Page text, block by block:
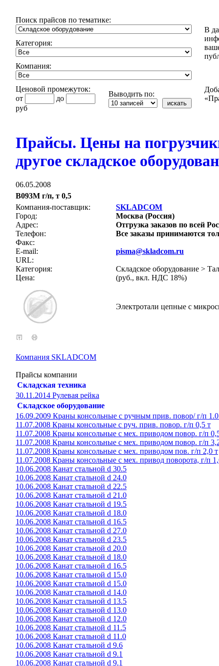
Поиск прайсов по тематике:
Категория:
Компания:
Ценовой промежуток:
от
до
руб
Выводить по:
В
Прайсы. Цены на
другое складское
06.05.2008
В093М г/п, т 0,5
Компания-поставщик:
SKLADCOM
Город:
Москва (Россия)
Адрес:
Отгрузка заказов по всей
Телефон:
Все заказы принимаются
Факс:
E-mail:
pisma@skladcom.ru
URL:
Категория:
Складское оборудование >
Цена:
(руб., вкл. НДС 18%)
Электротали цепные с
Компания SKLADCOM
Прайсы компании
Складская техника
30.11.2014 Рулевая рейка
Складское оборудование
16.09.2009 Краны консольные с ручным прив. повор/ г/п
11.07.2008 Краны консольные с руч. прив. повор. г/п 0,5 т
11.07.2008 Краны консольные с мех. приводом повор. г/п
11.07.2008 Краны консольные с мех. приводом повор. г/п
11.07.2008 Краны консольные с мех. приводом пов. г/п 2,0 т
11.07.2008 Краны консольные с мех. привод поворота, г/п
10.06.2008 Канат стальной d 30.5
10.06.2008 Канат стальной d 24.0
10.06.2008 Канат стальной d 22.5
10.06.2008 Канат стальной d 21.0
10.06.2008 Канат стальной d 19.5
10.06.2008 Канат стальной d 18.0
10.06.2008 Канат стальной d 16.5
10.06.2008 Канат стальной d 27.0
10.06.2008 Канат стальной d 23.5
10.06.2008 Канат стальной d 20.0
10.06.2008 Канат стальной d 18.0
10.06.2008 Канат стальной d 16.5
10.06.2008 Канат стальной d 15.0
10.06.2008 Канат стальной d 15.0
10.06.2008 Канат стальной d 14.0
10.06.2008 Канат стальной d 13.5
10.06.2008 Канат стальной d 13.0
10.06.2008 Канат стальной d 12.0
10.06.2008 Канат стальной d 11.5
10.06.2008 Канат стальной d 11.0
10.06.2008 Канат стальной d 9.6
10.06.2008 Канат стальной d 9.1
10.06.2008 Канат стальной d 9.1